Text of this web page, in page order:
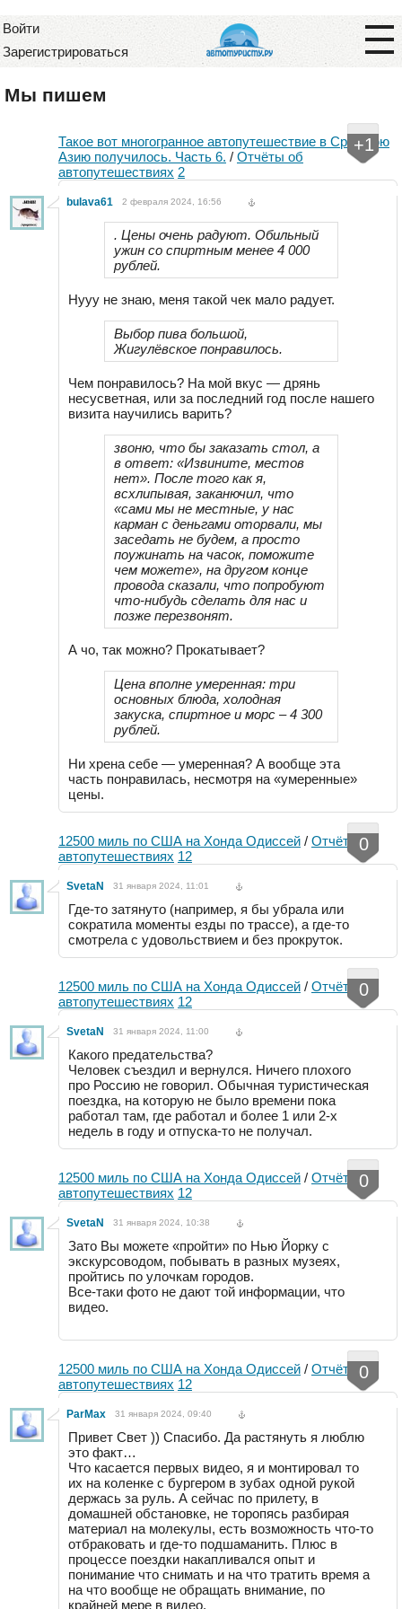
Войти
Зарегистрироваться
Мы пишем
Такое вот многогранное автопутешествие в Среднюю
Азию получилось. Часть 6. / Отчёты об
автопутешествиях 2
+1
bulava61 2 февраля 2024, 16:56
. Цены очень радуют. Обильный
ужин со спиртным менее 4 000
рублей.
Нууу не знаю, меня такой чек мало радует.
Выбор пива большой,
Жигулёвское понравилось.
Чем понравилось? На мой вкус — дрянь
несусветная, или за последний год после нашего
визита научились варить?
звоню, что бы заказать стол, а
в ответ: «Извините, местов
нет». После того как я,
всхлипывая, заканючил, что
«сами мы не местные, у нас
карман с деньгами оторвали, мы
заседать не будем, а просто
поужинать на часок, поможите
чем можете», на другом конце
провода сказали, что попробуют
что-нибудь сделать для нас и
позже перезвонят.
А чо, так можно? Прокатывает?
Цена вполне умеренная: три
основных блюда, холодная
закуска, спиртное и морс – 4 300
рублей.
Ни хрена себе — умеренная? А вообще эта
часть понравилась, несмотря на «умеренные»
цены.
12500 миль по США на Хонда Одиссей / Отчёты об
автопутешествиях 12
0
SvetaN 31 января 2024, 11:01
Где-то затянуто (например, я бы убрала или
сократила моменты езды по трассе), а где-то
смотрела с удовольствием и без прокруток.
12500 миль по США на Хонда Одиссей / Отчёты об
автопутешествиях 12
0
SvetaN 31 января 2024, 11:00
Какого предательства?
Человек съездил и вернулся. Ничего плохого
про Россию не говорил. Обычная туристическая
поездка, на которую не было времени пока
работал там, где работал и более 1 или 2-х
недель в году и отпуска-то не получал.
12500 миль по США на Хонда Одиссей / Отчёты об
автопутешествиях 12
0
SvetaN 31 января 2024, 10:38
Зато Вы можете «пройти» по Нью Йорку с
экскурсоводом, побывать в разных музеях,
пройтись по улочкам городов.
Все-таки фото не дают той информации, что
видео.
12500 миль по США на Хонда Одиссей / Отчёты об
автопутешествиях 12
0
ParMax 31 января 2024, 09:40
Привет Свет )) Спасибо. Да растянуть я люблю
это факт…
Что касается первых видео, я и монтировал то
их на коленке с бургером в зубах одной рукой
держась за руль. А сейчас по прилету, в
домашней обстановке, не торопясь разбирая
материал на молекулы, есть возможность что-то
отбраковать и где-то подшаманить. Плюс в
процессе поездки накапливался опыт и
понимание что снимать и на что тратить время а
на что вообще не обращать внимание, по
крайней мере в видео.